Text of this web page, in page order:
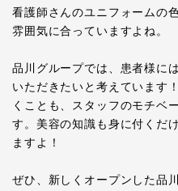
看護師さんのユニフォームの
雰囲気に合っていますよね。
品川グループでは、患者様に
いただきたいと考えています
くことも、スタッフのモチベ
す。美容の知識も身に付くだ
ますよ！
ぜひ、新しくオープンした品